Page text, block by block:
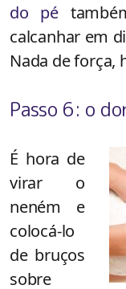
do pé
calcanhar em
Nada de força,
Passo 6: o
É hora de
virar o
neném e
colocá-lo
de bruços
sobre